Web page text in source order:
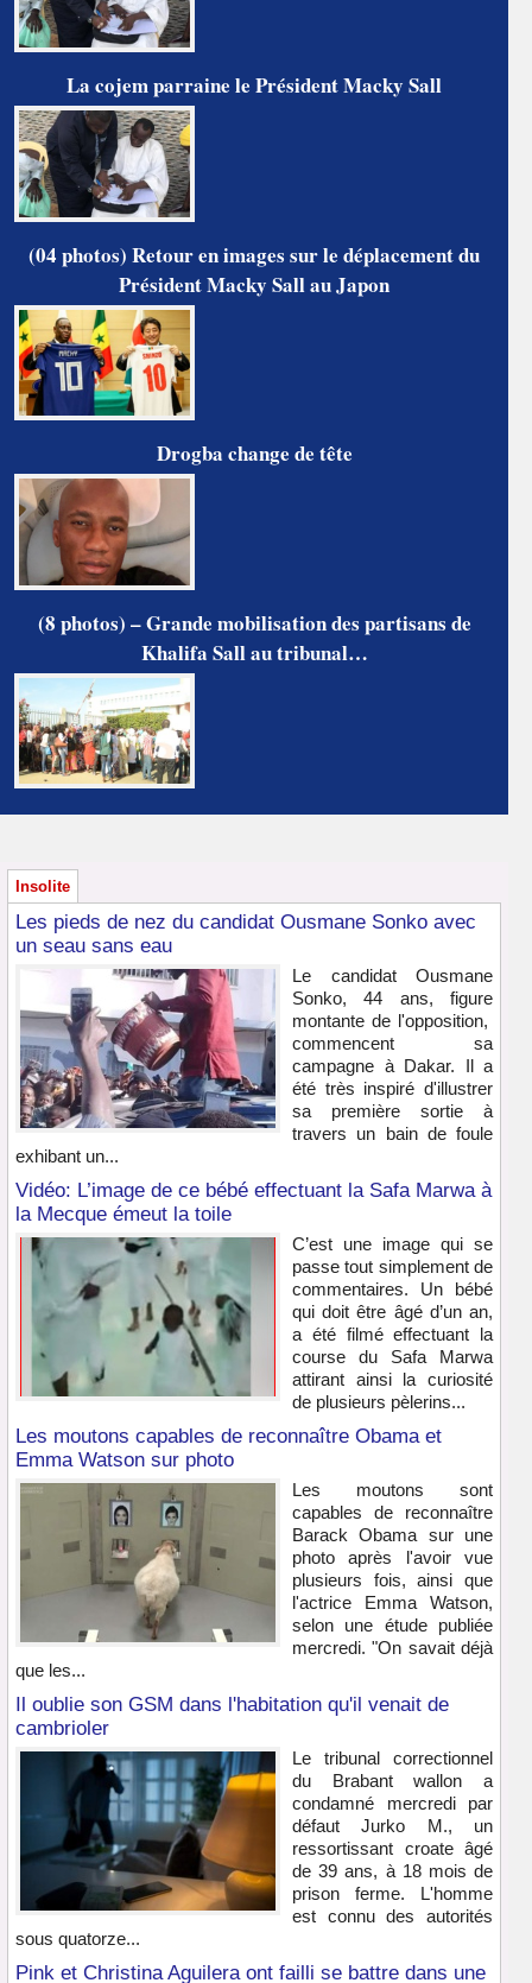
La cojem parraine le Président Macky Sall
(04 photos) Retour en images sur le déplacement du
Président Macky Sall au Japon
Drogba change de tête
(8 photos) – Grande mobilisation des partisans de
Khalifa Sall au tribunal…
Insolite
Les pieds de nez du candidat Ousmane Sonko avec
un seau sans eau
Le candidat Ousmane
Sonko, 44 ans, figure
montante de l'opposition,
commencent sa
campagne à Dakar. Il a
été très inspiré d'illustrer
sa première sortie à
travers un bain de foule
exhibant un...
Vidéo: L’image de ce bébé effectuant la Safa Marwa à
la Mecque émeut la toile
C’est une image qui se
passe tout simplement de
commentaires. Un bébé
qui doit être âgé d’un an,
a été filmé effectuant la
course du Safa Marwa
attirant ainsi la curiosité
de plusieurs pèlerins...
Les moutons capables de reconnaître Obama et
Emma Watson sur photo
Les moutons sont
capables de reconnaître
Barack Obama sur une
photo après l'avoir vue
plusieurs fois, ainsi que
l'actrice Emma Watson,
selon une étude publiée
mercredi. "On savait déjà
que les...
Il oublie son GSM dans l'habitation qu'il venait de
cambrioler
Le tribunal correctionnel
du Brabant wallon a
condamné mercredi par
défaut Jurko M., un
ressortissant croate âgé
de 39 ans, à 18 mois de
prison ferme. L'homme
est connu des autorités
sous quatorze...
Pink et Christina Aguilera ont failli se battre dans une